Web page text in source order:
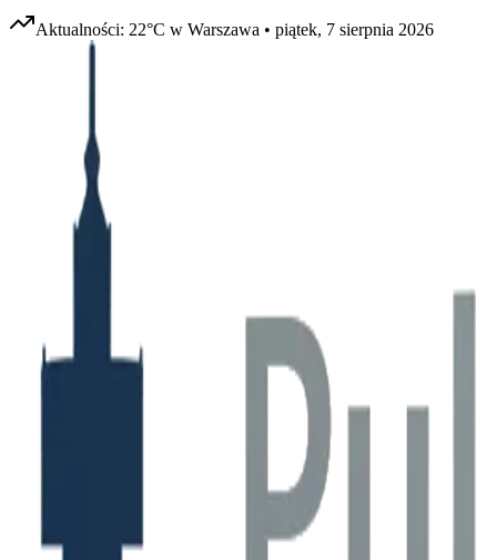
Aktualności: 22°C w Warszawa • piątek, 7 sierpnia 2026